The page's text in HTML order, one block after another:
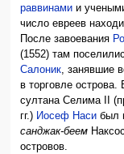
раввинами и
число евреев
После завоевания
(1552) там
Салоник, занявшие
в торговле острова.
султана Селима II
гг.) Иосеф Наси был
санджак-беем
островов.